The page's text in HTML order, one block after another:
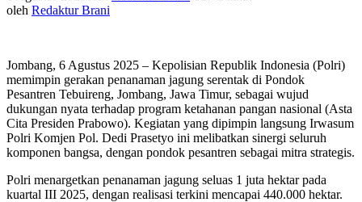
oleh Redaktur Brani
Jombang, 6 Agustus 2025 – Kepolisian Republik Indonesia (Polri)
memimpin gerakan penanaman jagung serentak di Pondok
Pesantren Tebuireng, Jombang, Jawa Timur, sebagai wujud
dukungan nyata terhadap program ketahanan pangan nasional (Asta
Cita Presiden Prabowo). Kegiatan yang dipimpin langsung Irwasum
Polri Komjen Pol. Dedi Prasetyo ini melibatkan sinergi seluruh
komponen bangsa, dengan pondok pesantren sebagai mitra strategis.
Polri menargetkan penanaman jagung seluas 1 juta hektar pada
kuartal III 2025, dengan realisasi terkini mencapai 440.000 hektar.